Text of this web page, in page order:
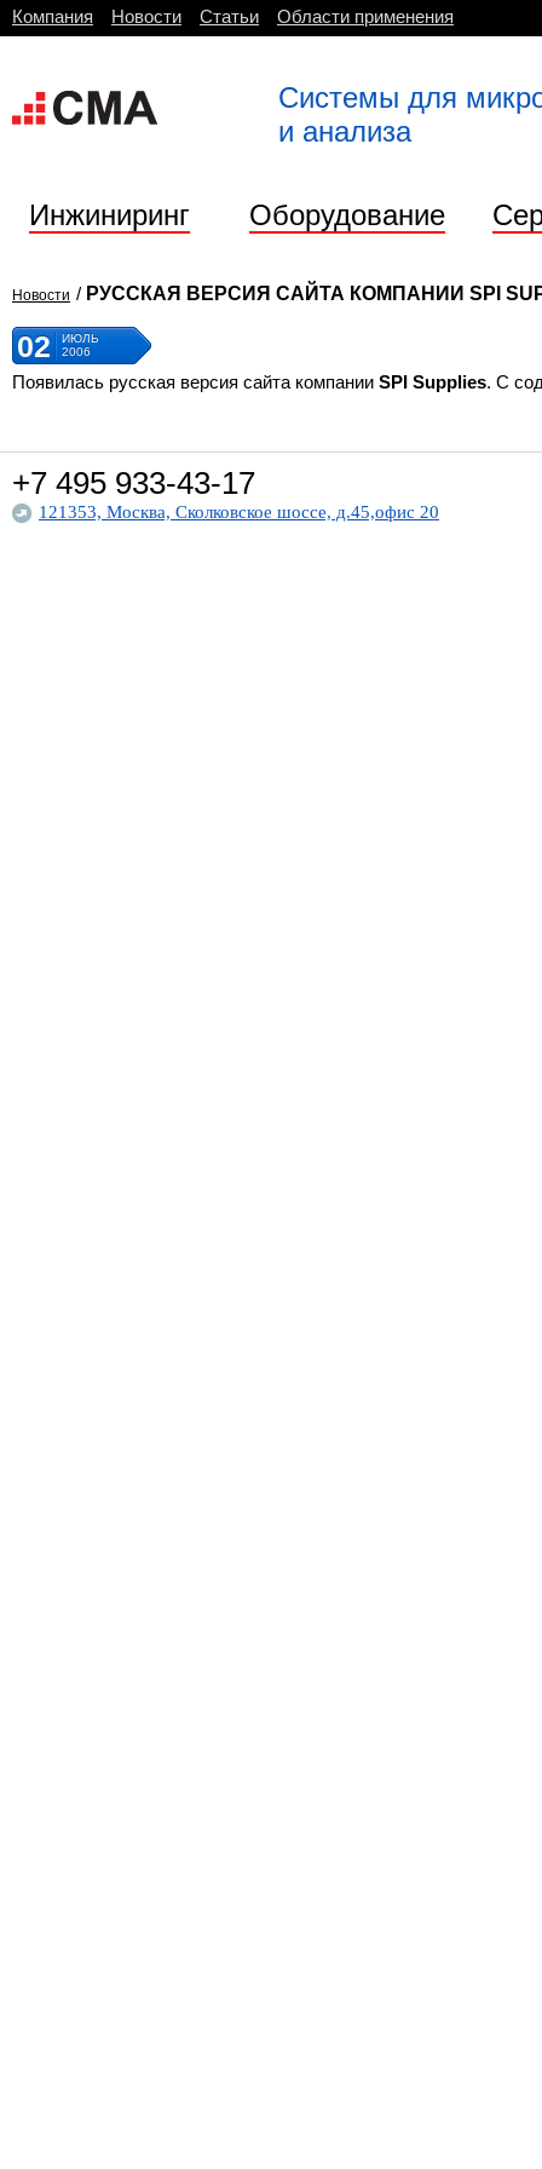
Компания Новости Статьи Области применения
Системы для
и анализа
Инжиниринг Оборудование
Новости / РУССКАЯ ВЕРСИЯ САЙТА КОМПАНИИ SPI
02
ИЮЛЬ
2006
Появилась русская версия сайта компании SPI Supplies. С
+7 495 933-43-17
121353, Москва, Сколковское шоссе, д.45,офис 20